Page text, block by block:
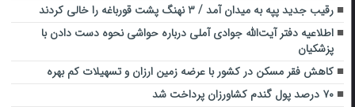
رقیب جدید پپه به میدان آمد / ۳ نهنگ پشت قورباغه را خالی کردند
اطلاعیه دفتر آیت‌الله جوادی آملی درباره حواشی نحوه دست دادن با
پزشکیان
کاهش فقر مسکن در کشور با عرضه زمین ارزان و تسهیلات کم بهره
۷۰ درصد پول گندم کشاورزان پرداخت شد